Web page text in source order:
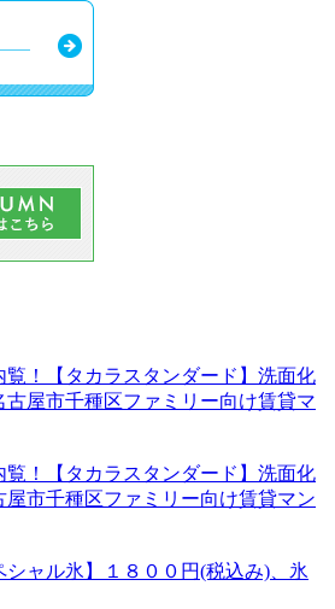
覧！【タカラスタンダード】洗面化
古屋市千種区ファミリー向け賃貸マ
覧！【タカラスタンダード】洗面化
屋市千種区ファミリー向け賃貸マン
シャル氷】１８００円(税込み)、氷